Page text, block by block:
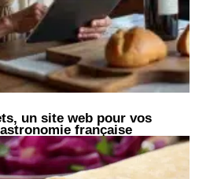
un site web pour vos
française